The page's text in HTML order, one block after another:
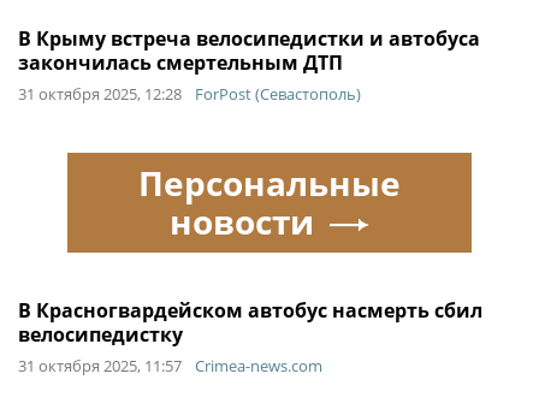
В Крыму встреча велосипедистки и автобуса
закончилась смертельным ДТП
31 октября 2025, 12:28 ForPost (Севастополь)
В Красногвардейском автобус насмерть сбил
велосипедистку
31 октября 2025, 11:57 Crimea-news.com
Персональные
новости